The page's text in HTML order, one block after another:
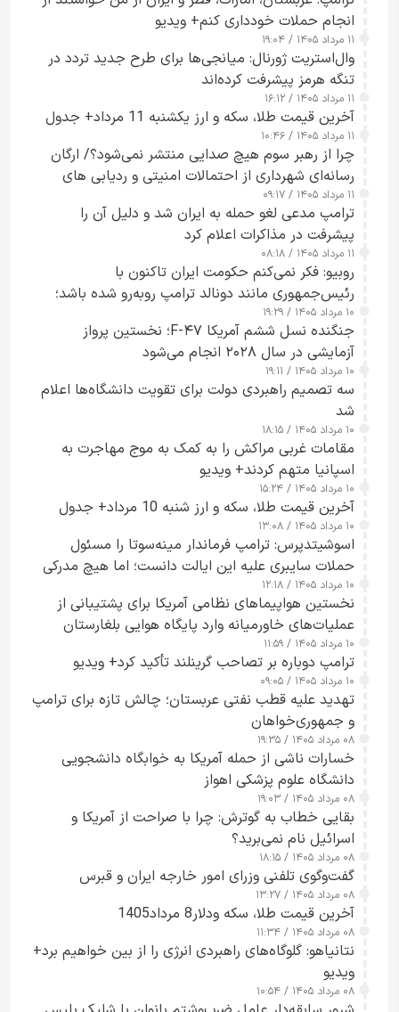
انجام حملات خودداری کنم+ ویدیو
۱۱ مرداد ۱۴۰۵ / ۱۹:۰۴
وال‌استریت ژورنال: میانجی‌ها برای طرح جدید تردد در
تنگه هرمز پیشرفت کرده‌اند
۱۱ مرداد ۱۴۰۵ / ۱۶:۱۲
آخرین قیمت طلا، سکه و ارز یکشنبه 11 مرداد+ جدول
۱۱ مرداد ۱۴۰۵ / ۱۰:۴۶
چرا از رهبر سوم هیچ صدایی منتشر نمی‌شود؟/ ارگان
رسانه‌ای شهرداری از احتمالات امنیتی و ردیابی های
جاسوسی گفت
۱۱ مرداد ۱۴۰۵ / ۰۹:۱۷
ترامپ مدعی لغو حمله به ایران شد و دلیل آن را
پیشرفت در مذاکرات اعلام کرد
۱۱ مرداد ۱۴۰۵ / ۰۸:۱۸
روبیو: فکر نمی‌کنم حکومت ایران تاکنون با
رئیس‌جمهوری مانند دونالد ترامپ روبه‌رو شده باشد؛
کسی که واقعاً دست به اقدام می‌زند
۱۰ مرداد ۱۴۰۵ / ۱۹:۲۹
جنگنده نسل ششم آمریکا F-۴۷؛ نخستین پرواز
آزمایشی در سال ۲۰۲۸ انجام می‌شود
۱۰ مرداد ۱۴۰۵ / ۱۹:۱۱
سه تصمیم راهبردی دولت برای تقویت دانشگاه‌ها اعلام
شد
۱۰ مرداد ۱۴۰۵ / ۱۸:۱۵
مقامات غربی مراکش را به کمک به موج مهاجرت به
اسپانیا متهم کردند+ ویدیو
۱۰ مرداد ۱۴۰۵ / ۱۵:۲۴
آخرین قیمت طلا، سکه و ارز شنبه 10 مرداد+ جدول
۱۰ مرداد ۱۴۰۵ / ۱۳:۰۸
اسوشیتدپرس: ترامپ فرماندار مینه‌سوتا را مسئول
حملات سایبری علیه این ایالت دانست؛ اما هیچ مدرکی
ارائه نکرد
۱۰ مرداد ۱۴۰۵ / ۱۲:۱۸
نخستین هواپیماهای نظامی آمریکا برای پشتیبانی از
عملیات‌های خاورمیانه وارد پایگاه هوایی بلغارستان
شدند
۱۰ مرداد ۱۴۰۵ / ۱۱:۵۹
ترامپ دوباره بر تصاحب گرینلند تأکید کرد+ ویدیو
۱۰ مرداد ۱۴۰۵ / ۰۹:۰۵
تهدید علیه قطب نفتی عربستان؛ چالش تازه برای ترامپ
و جمهوری‌خواهان
۰۸ مرداد ۱۴۰۵ / ۱۹:۳۵
خسارات ناشی از حمله آمریکا به خوابگاه دانشجویی
دانشگاه علوم پزشکی اهواز
۰۸ مرداد ۱۴۰۵ / ۱۹:۰۳
بقایی خطاب به گوترش: چرا با صراحت از آمریکا و
اسرائیل نام نمی‌برید؟
۰۸ مرداد ۱۴۰۵ / ۱۸:۱۵
گفت‌وگوی تلفنی وزرای امور خارجه ایران و قبرس
۰۸ مرداد ۱۴۰۵ / ۱۳:۲۷
آخرین قیمت طلا، سکه ودلار8 مرداد1405
۰۸ مرداد ۱۴۰۵ / ۱۱:۳۴
نتانیاهو: گلوگاه‌های راهبردی انرژی را از بین خواهیم برد+
ویدیو
۰۸ مرداد ۱۴۰۵ / ۱۰:۵۴